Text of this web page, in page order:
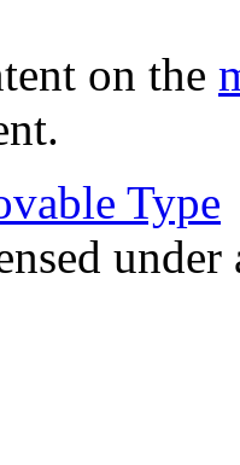
on the
Type
under